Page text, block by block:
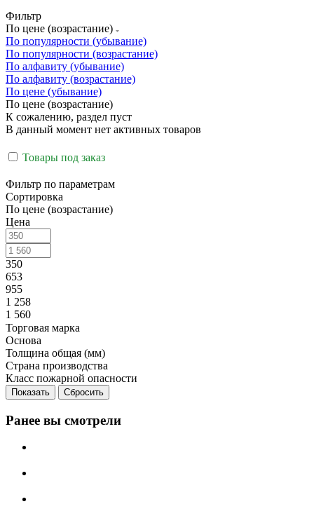
Фильтр
По цене (возрастание)
По популярности (убывание)
По популярности (возрастание)
По алфавиту (убывание)
По алфавиту (возрастание)
По цене (убывание)
По цене (возрастание)
К сожалению, раздел пуст
В данный момент нет активных товаров
Товары под заказ
Фильтр по параметрам
Сортировка
По цене (возрастание)
Цена
350
653
955
1 258
1 560
Торговая марка
Основа
Толщина общая (мм)
Страна производства
Класс пожарной опасности
Сбросить
Ранее вы смотрели